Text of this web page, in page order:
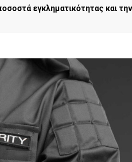
εγκληματικότητας και